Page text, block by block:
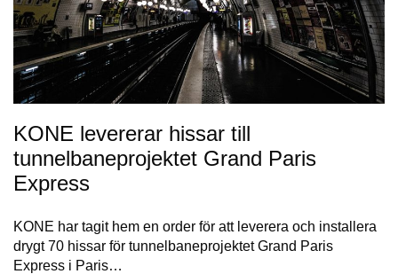
KONE levererar hissar till
tunnelbaneprojektet Grand Paris
Express
KONE har tagit hem en order för att leverera och installera
drygt 70 hissar för tunnelbaneprojektet Grand Paris
Express i Paris…